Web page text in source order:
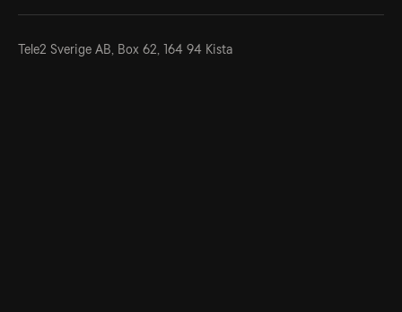
Tele2 Sverige AB, Box 62, 164 94 Kista